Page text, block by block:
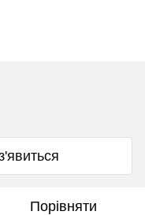
Порівняти